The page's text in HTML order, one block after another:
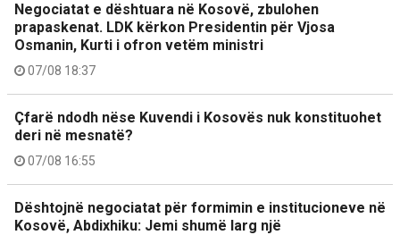
Negociatat e dështuara në Kosovë, zbulohen
prapaskenat. LDK kërkon Presidentin për Vjosa
Osmanin, Kurti i ofron vetëm ministri
07/08 18:37
Çfarë ndodh nëse Kuvendi i Kosovës nuk konstituohet
deri në mesnatë?
07/08 16:55
Dështojnë negociatat për formimin e institucioneve në
Kosovë, Abdixhiku: Jemi shumë larg një